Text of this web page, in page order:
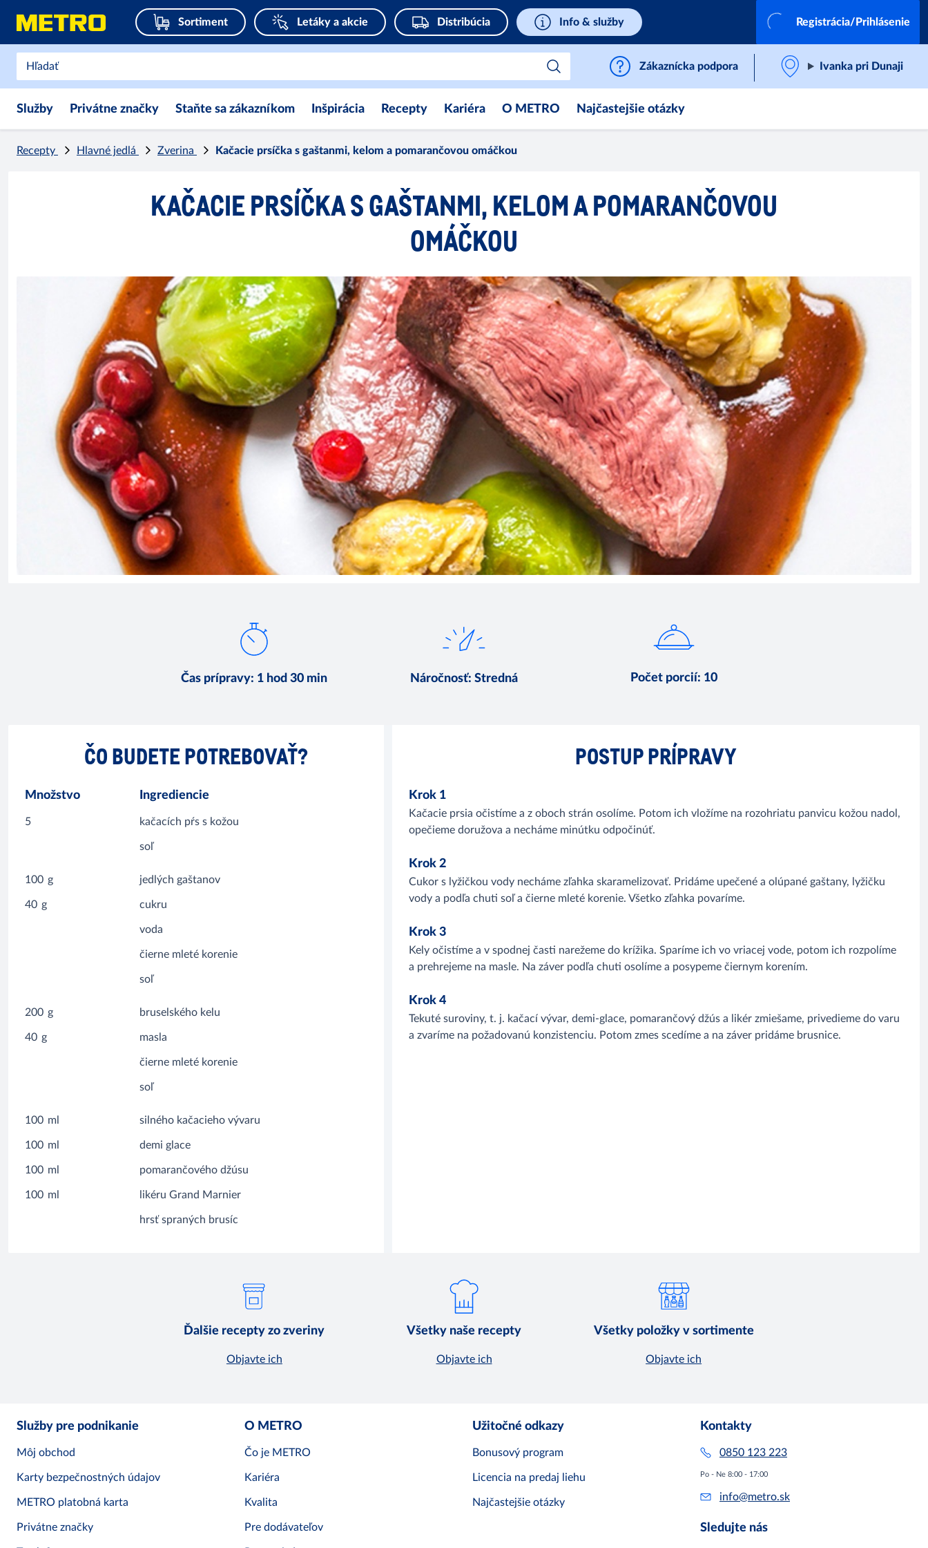
Sortiment Letáky a akcie Distribúcia Info & služby Registrácia/Prihlásenie
Zákaznícka podpora Ivanka pri Dunaji
Služby Privátne značky Staňte sa zákazníkom Inšpirácia Recepty Kariéra O METRO Najčastejšie otázky
Recepty Hlavné jedlá Zverina Kačacie prsíčka s gaštanmi, kelom a pomarančovou omáčkou
KAČACIE PRSÍČKA S GAŠTANMI, KELOM A POMARANČOVOU
OMÁČKOU
Čas prípravy: 1 hod 30 min Náročnosť: Stredná Počet porcií: 10
ČO BUDETE POTREBOVAŤ?
Množstvo Ingrediencie
5 kačacích pŕs s kožou
soľ
100 g jedlých gaštanov
40 g cukru
voda
čierne mleté korenie
soľ
200 g bruselského kelu
40 g masla
čierne mleté korenie
soľ
100 ml silného kačacieho vývaru
100 ml demi glace
100 ml pomarančového džúsu
100 ml likéru Grand Marnier
hrsť spraných brusíc
POSTUP PRÍPRAVY
Krok 1
Kačacie prsia očistíme a z oboch strán osolíme. Potom ich vložíme na rozohriatu panvicu kožou nadol,
opečieme doružova a necháme minútku odpočinúť.
Krok 2
Cukor s lyžičkou vody necháme zľahka skaramelizovať. Pridáme upečené a olúpané gaštany, lyžičku
vody a podľa chuti soľ a čierne mleté korenie. Všetko zľahka povaríme.
Krok 3
Kely očistíme a v spodnej časti narežeme do krížika. Sparíme ich vo vriacej vode, potom ich rozpolíme
a prehrejeme na masle. Na záver podľa chuti osolíme a posypeme čiernym korením.
Krok 4
Tekuté suroviny, t. j. kačací vývar, demi-glace, pomarančový džús a likér zmiešame, privedieme do varu
a zvaríme na požadovanú konzistenciu. Potom zmes scedíme a na záver pridáme brusnice.
Ďalšie recepty zo zveriny
Objavte ich
Všetky naše recepty
Objavte ich
Všetky položky v sortimente
Objavte ich
Služby pre podnikanie
Môj obchod
Karty bezpečnostných údajov
METRO platobná karta
Privátne značky
O METRO
Čo je METRO
Kariéra
Kvalita
Pre dodávateľov
Užitočné odkazy
Bonusový program
Licencia na predaj liehu
Najčastejšie otázky
Kontakty
0850 123 223
Po - Ne 8:00 - 17:00
info@metro.sk
Sledujte nás